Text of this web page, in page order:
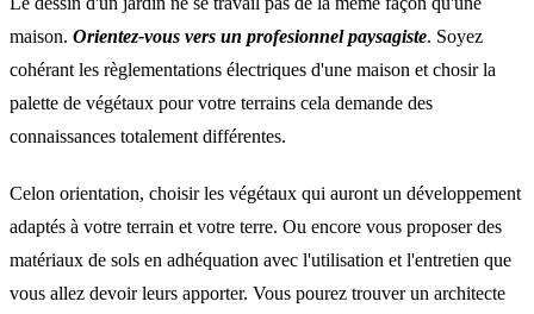
maison. Orientez-vous vers un profesionnel paysagiste. Soyez
cohérant les règlementations électriques d'une maison et chosir la
palette de végétaux pour votre terrains cela demande des
connaissances totalement différentes.
Celon orientation, choisir les végétaux qui auront un développement
adaptés à votre terrain et votre terre. Ou encore vous proposer des
matériaux de sols en adhéquation avec l'utilisation et l'entretien que
vous allez devoir leurs apporter. Vous pourez trouver un architecte